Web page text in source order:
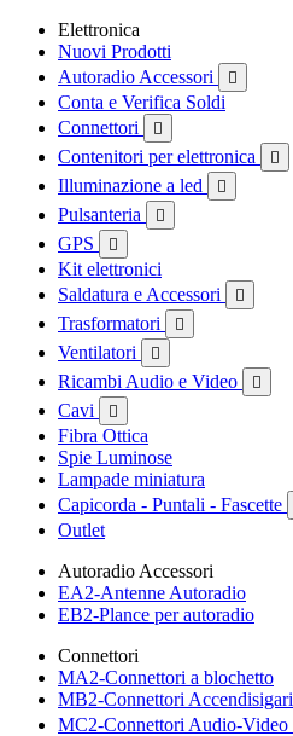
Elettronica
Nuovi Prodotti
Autoradio Accessori

Conta e Verifica Soldi
Connettori

Contenitori per elettronica 
Illuminazione a led 
Pulsanteria 
GPS 
Kit elettronici
Saldatura e Accessori

Trasformatori 
Ventilatori 
Ricambi Audio e Video 
Cavi 
Fibra Ottica
Spie Luminose
Lampade miniatura
Capicorda - Puntali - Fascette
Outlet
Autoradio Accessori
EA2-Antenne Autoradio
EB2-Plance per autoradio
Connettori
MA2-Connettori a blochetto
MB2-Connettori Accendisigari
MC2-Connettori Audio-Video